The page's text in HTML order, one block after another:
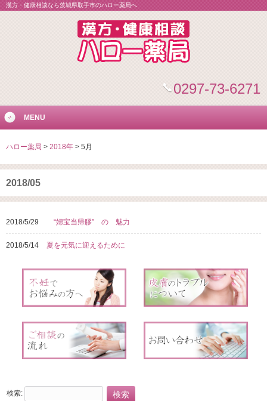
漢方・健康相談なら茨城県取手市のハロー薬局へ
0297-73-6271
MENU
ハロー薬局 > 2018年 > 5月
2018/05
2018/5/29 “婦宝当帰膠” の 魅力
2018/5/14 夏を元気に迎えるために
検索: